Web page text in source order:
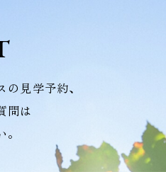
見学予約、
問は